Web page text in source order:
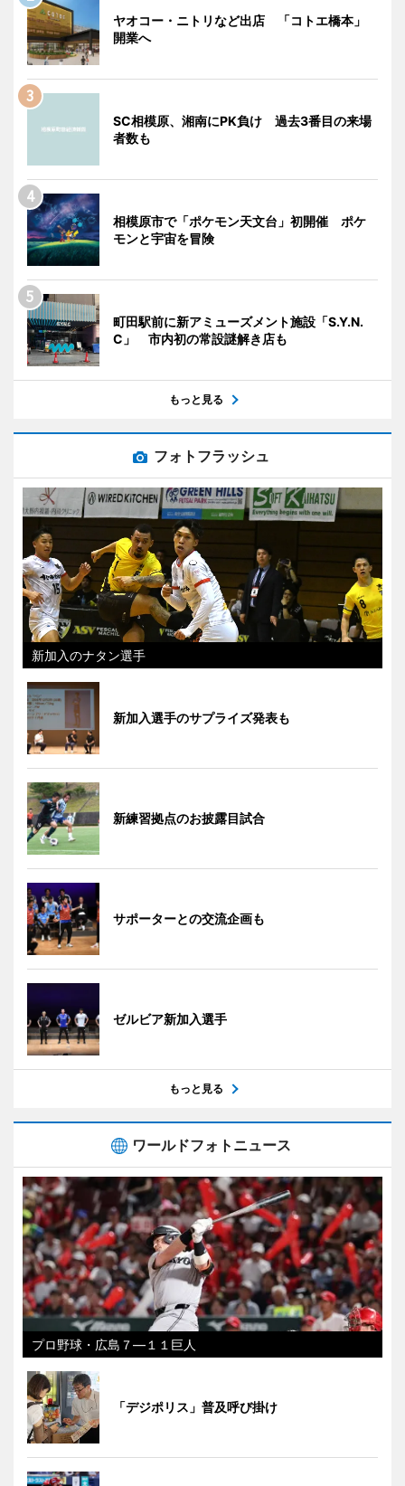
ヤオコー・ニトリなど出店 「コトエ橋本」
開業へ
SC相模原、湘南にPK負け 過去3番目の来場
者数も
相模原市で「ポケモン天文台」初開催 ポケ
モンと宇宙を冒険
町田駅前に新アミューズメント施設「S.Y.N.
C」 市内初の常設謎解き店も
もっと見る
フォトフラッシュ
新加入のナタン選手
新加入選手のサプライズ発表も
新練習拠点のお披露目試合
サポーターとの交流企画も
ゼルビア新加入選手
もっと見る
ワールドフォトニュース
プロ野球・広島７―１１巨人
「デジポリス」普及呼び掛け